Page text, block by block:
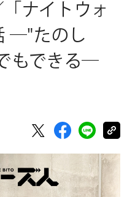
ナイトウォ
―"たのし
もできる―